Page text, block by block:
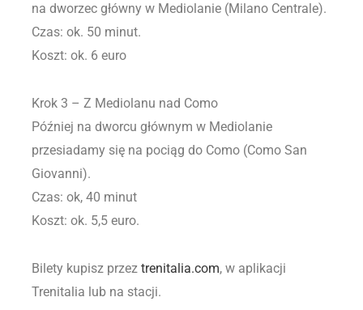
na dworzec główny w Mediolanie (Milano Centrale).
Czas: ok. 50 minut.
Koszt: ok. 6 euro
Krok 3 – Z Mediolanu nad Como
Później na dworcu głównym w Mediolanie
przesiadamy się na pociąg do Como (Como San
Giovanni).
Czas: ok, 40 minut
Koszt: ok. 5,5 euro.
Bilety kupisz przez trenitalia.com, w aplikacji
Trenitalia lub na stacji.